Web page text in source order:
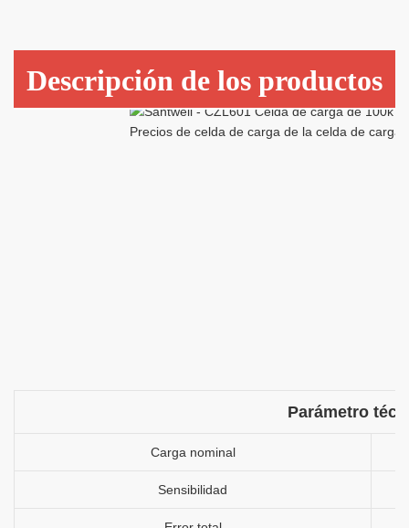
Descripción de los productos
Parámetro
Carga nominal
Sensibilidad